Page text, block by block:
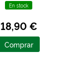
En stock
18,90 €
Comprar